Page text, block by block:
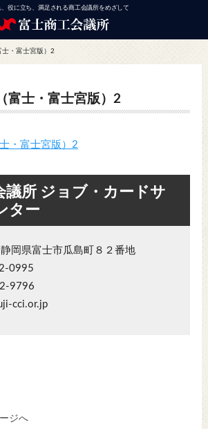
、役に立ち、満足される商工会議所をめざして
・富士宮版）2
富士・富士宮版）2
・富士宮版）2
議所 ジョブ・カードサ
ター
岡県富士市瓜島町８２番地
0995
9796
cci.or.jp
ジへ